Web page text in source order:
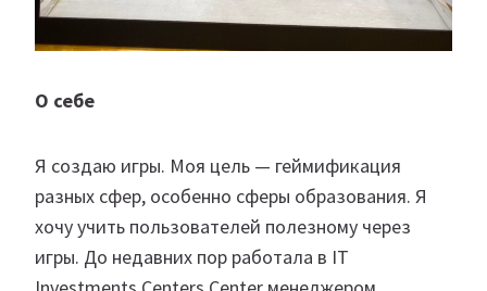
О себе
Я создаю игры. Моя цель — геймификация
разных сфер, особенно сферы образования. Я
хочу учить пользователей полезному через
игры. До недавних пор работала в IT